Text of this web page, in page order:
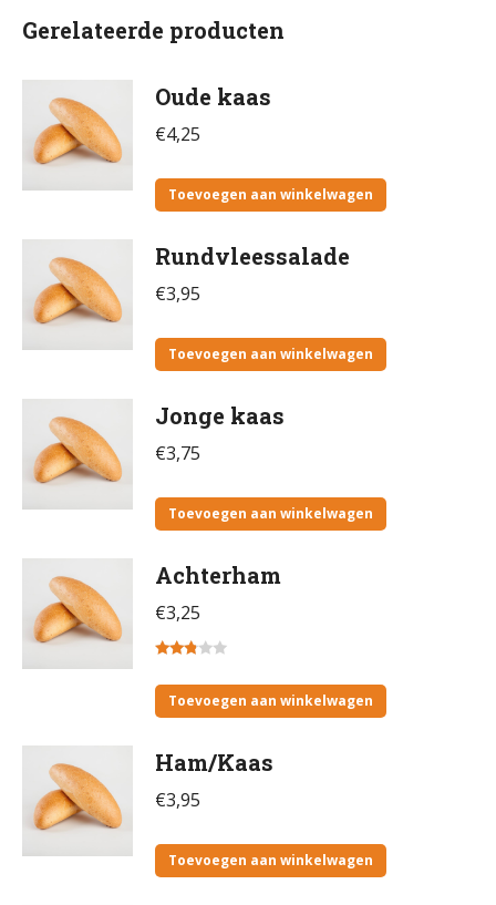
Gerelateerde producten
Oude kaas
€4,25
Toevoegen aan winkelwagen
Rundvleessalade
€3,95
Toevoegen aan winkelwagen
Jonge kaas
€3,75
Toevoegen aan winkelwagen
Achterham
€3,25
2.67
uit 5
Toevoegen aan winkelwagen
Ham/Kaas
€3,95
Toevoegen aan winkelwagen